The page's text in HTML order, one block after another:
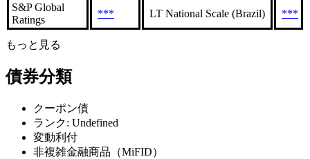
S&P Global
Ratings
*** LT National Scale (Brazil) ***
もっと見る
債券分類
クーポン債
ランク: Undefined
変動利付
非複雑金融商品（MiFID）